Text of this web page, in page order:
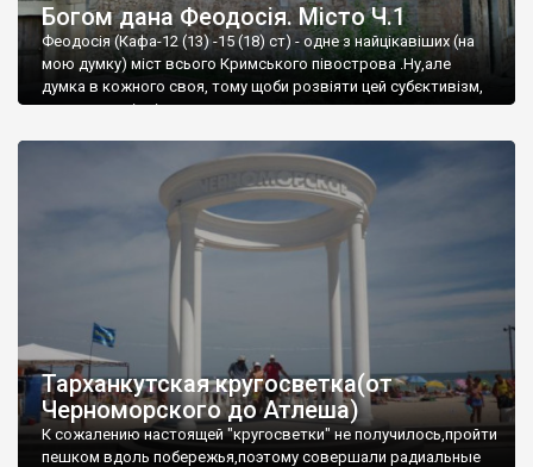
Богом дана Феодосія. Місто Ч.1
Феодосія (Кафа-12 (13) -15 (18) ст) - одне з найцікавіших (на
мою думку) міст всього Кримського півострова .Ну,але
думка в кожного своя, тому щоби розвіяти цей субєктивізм,
запрошую відвідати це
Тарханкутская кругосветка(от
Черноморского до Атлеша)
К сожалению настоящей "кругосветки" не получилось,пройти
пешком вдоль побережья,поэтому совершали радиальные